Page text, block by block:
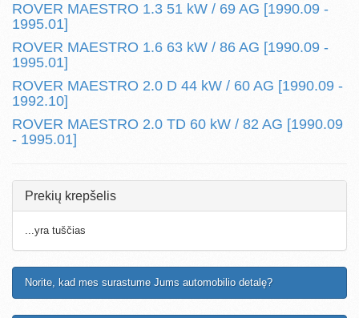
ROVER MAESTRO 1.3 51 kW / 69 AG [1990.09 -
1995.01]
ROVER MAESTRO 1.6 63 kW / 86 AG [1990.09 -
1995.01]
ROVER MAESTRO 2.0 D 44 kW / 60 AG [1990.09 -
1992.10]
ROVER MAESTRO 2.0 TD 60 kW / 82 AG [1990.09
- 1995.01]
Prekių krepšelis
...yra tuščias
Norite, kad mes surastume Jums automobilio detalę?